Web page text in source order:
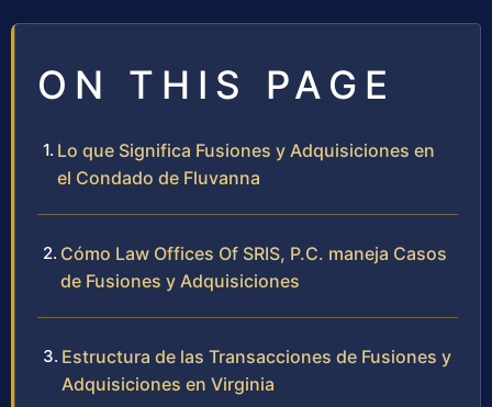
ON THIS PAGE
Lo que Significa Fusiones y Adquisiciones en
el Condado de Fluvanna
Cómo Law Offices Of SRIS, P.C. maneja Casos
de Fusiones y Adquisiciones
Estructura de las Transacciones de Fusiones y
Adquisiciones en Virginia